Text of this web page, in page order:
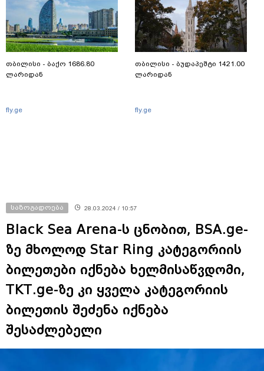
თბილისი - ბაქო 1686.80
ლარიდან
fly.ge
თბილისი - ბუდაპეშტი 1421.00
ლარიდან
fly.ge
საზოგადოება 28.03.2024 / 10:57
Black Sea Arena-ს ცნობით, BSA.ge-
ზე მხოლოდ Star Ring კატეგორიის
ბილეთები იქნება ხელმისაწვდომი,
TKT.ge-ზე კი ყველა კატეგორიის
ბილეთის შეძენა იქნება
შესაძლებელი